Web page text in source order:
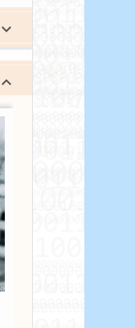
keyboard_arrow_down
keyboard_arrow_down